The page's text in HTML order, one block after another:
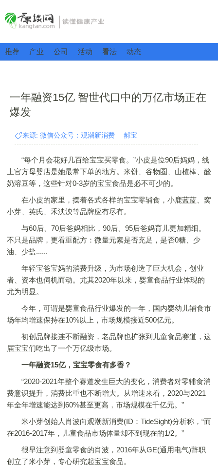
推荐 产业 公司 活动 看法 动态
一年融资15亿 智世代口中的万亿市场正在
爆发
来源: 微信公众号：观潮新消费 郝宝
“每个月会花好几百给宝宝买零食。”小皮是位90后妈妈，线
上官方母婴店是她最常下单的地方。米饼、谷物圈、山楂棒、酸
奶溶豆等，这些针对0-3岁的宝宝食品是必不可少的。
在小皮的家里，摆着各式各样的宝宝零辅食，小鹿蓝蓝、窝
小芽、英氏、禾泱泱等品牌应有尽有。
与60后、70后爸妈相比，90后、95后爸妈育儿更加精细。
不只是品牌，更看重配方：微量元素是否充足，是否0糖、少
油、少盐......
年轻宝爸宝妈的消费升级，为市场创造了巨大机会，创业
者、资本也伺机而动。尤其2020年以来，婴童食品行业体现的
尤为明显。
今年，可谓是婴童食品行业爆发的一年，国内婴幼儿辅食市
场年均增速保持在10%以上，市场规模接近500亿元。
初创品牌接连不断融资，老品牌也扩张到儿童食品赛道，这
届宝宝们吃出了一个万亿级市场。
一年融资15亿，宝宝零食有多香？
“2020-2021年整个赛道发生巨大的变化，消费者对零辅食消
费意识提升，消费比重也不断增大。从增速来看，2020与2021
年全年增速能达到60%甚至更高，市场规模在千亿元。”
米小芽创始人肖波向观潮新消费(ID：TideSight)分析称，“而
在2016-2017年，儿童食品市场体量却不到现在的1/2。”
很早注意到婴童零食的肖波，2016年从GE(通用电气)辞职
创立了米小芽，专心研究起宝宝食品。